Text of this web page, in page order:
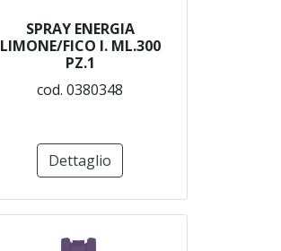
SPRAY ENERGIA
LIMONE/FICO I. ML.300
PZ.1
cod. 0380348
Dettaglio